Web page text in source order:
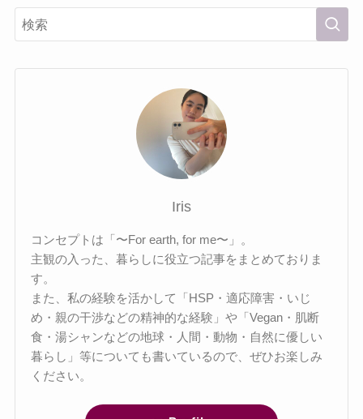
Iris
コンセプトは「〜For earth, for me〜」。
主観の入った、暮らしに役立つ記事をまとめておりま
す。
また、私の経験を活かして「HSP・適応障害・いじ
め・親の干渉などの精神的な経験」や「Vegan・肌断
食・湯シャンなどの地球・人間・動物・自然に優しい
暮らし」等についても書いているので、ぜひお楽しみ
ください。